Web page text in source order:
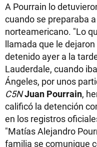
A Pourrain lo
cuando se preparaba
norteamericano. "Lo
llamada que le
detenido ayer a la
Lauderdale, cuando
Ángeles, por unos
C5NJuan Pourrain,
calificó la detención
en los registros
"Matías Alejandro
familia se comunique